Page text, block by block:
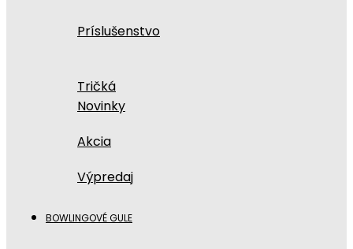
Príslušenstvo
Tričká
Novinky
Akcia
Výpredaj
BOWLINGOVÉ GULE